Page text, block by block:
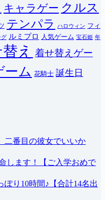
キャラゲー クルス
テンパラ ハロウィン フィ
グ ルミプロ 人気ゲーム 宝石姫 年
え
着せ替えゲー
ーム 花騎士 誕生日
二番目の彼女でいいか
します！【ご入学おめで
ぽり10時間♪【合計14名出